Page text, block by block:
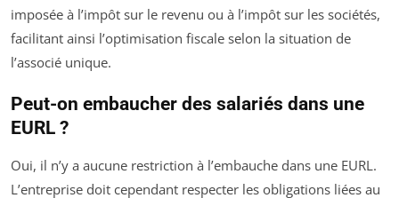
imposée à l’impôt sur le revenu ou à l’impôt sur les sociétés,
facilitant ainsi l’optimisation fiscale selon la situation de
l’associé unique.
Peut-on embaucher des salariés dans une
EURL ?
Oui, il n’y a aucune restriction à l’embauche dans une EURL.
L’entreprise doit cependant respecter les obligations liées au